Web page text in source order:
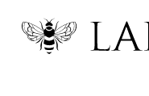
O que você está